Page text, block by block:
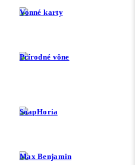
Vonné karty
Prírodné vône
SoapHoria
Max Benjamin